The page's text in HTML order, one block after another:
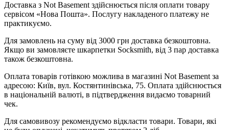
Доставка з Not Basement здійснюється після оплати товару
сервісом «Нова Пошта». Послугу накладеного платежу не
практикуємо.
Для замовлень на суму від 3000 грн доставка безкоштовна.
Якщо ви замовляєте шкарпетки Socksmith, від 3 пар доставка
також безкоштовна.
Оплата товарів готівкою можлива в магазині Not Basement за
адресою: Київ, вул. Костянтинівська, 75. Оплата здійснюється
в національній валюті, в підтвердження видаємо товарний
чек.
Для самовивозу рекомендуємо відкласти товари. Товари, які